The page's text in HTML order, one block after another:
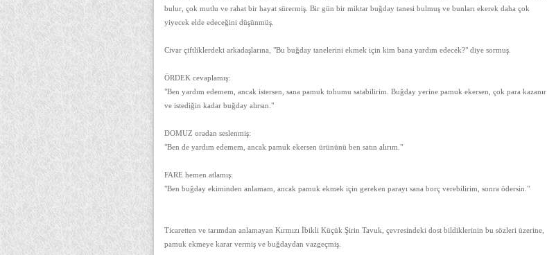
bulur, çok mutlu ve rahat bir hayat sürermiş. Bir gün bir miktar buğday tanesi bulmuş ve bunları ekerek daha çok
yiyecek elde edeceğini düşünmüş.
Civar çiftliklerdeki arkadaşlarına, "Bu buğday tanelerini ekmek için kim bana yardım edecek?" diye sormuş.
ÖRDEK cevaplamış:
"Ben yardım edemem, ancak istersen, sana pamuk tohumu satabilirim. Buğday yerine pamuk ekersen, çok para kazanır
ve istediğin kadar buğday alırsın."
DOMUZ oradan seslenmiş:
"Ben de yardım edemem, ancak pamuk ekersen ürününü ben satın alırım."
FARE hemen atlamış:
"Ben buğday ekiminden anlamam, ancak pamuk ekmek için gereken parayı sana borç verebilirim, sonra ödersin."
Ticaretten ve tarımdan anlamayan Kırmızı İbikli Küçük Şirin Tavuk, çevresindeki dost bildiklerinin bu sözleri üzerine,
pamuk ekmeye karar vermiş ve buğdaydan vazgeçmiş.